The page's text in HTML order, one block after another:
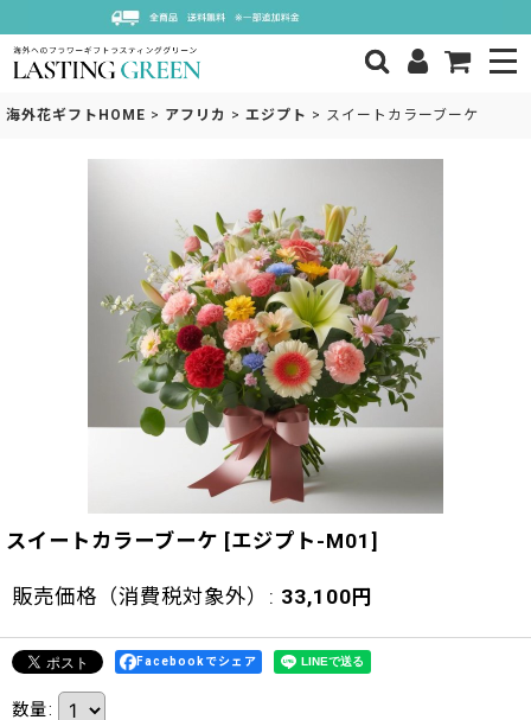
海外花ギフトHOME > アフリカ > エジプト > スイートカラーブーケ
スイートカラーブーケ [エジプト-M01 ]
販売価格（消費税対象外） : 33,100 円
Facebookでシェア
数量: